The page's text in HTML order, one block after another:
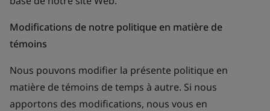
Modifications de notre politique en matière de
témoins
Nous pouvons modifier la présente politique en
matière de témoins de temps à autre. Si nous
apportons des modifications, nous vous en